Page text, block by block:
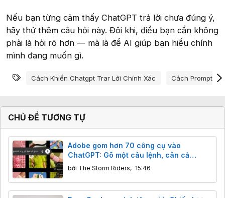
Nếu bạn từng cảm thấy ChatGPT trả lời chưa đúng ý,
hãy thử thêm câu hỏi này. Đôi khi, điều bạn cần không
phải là hỏi rõ hơn — mà là để AI giúp bạn hiểu chính
mình đang muốn gì.
Từ khóa
Cách Khiến Chatgpt Trar Lời Chính Xác Cách Prompt
CHỦ ĐỀ TƯƠNG TỰ
Adobe gom hơn 70 công cụ vào
ChatGPT: Gõ một câu lệnh, cân cả
Photoshop lẫn Premiere
bởi The Storm Riders, 15:46